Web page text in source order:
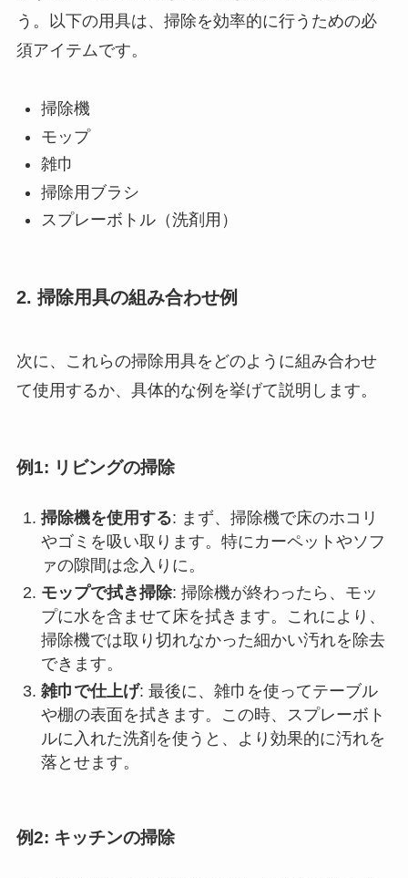
う。以下の用具は、掃除を効率的に行うための必
須アイテムです。
掃除機
モップ
雑巾
掃除用ブラシ
スプレーボトル（洗剤用）
2. 掃除用具の組み合わせ例
次に、これらの掃除用具をどのように組み合わせ
て使用するか、具体的な例を挙げて説明します。
例1: リビングの掃除
掃除機を使用する: まず、掃除機で床のホコリ
やゴミを吸い取ります。特にカーペットやソフ
ァの隙間は念入りに。
モップで拭き掃除: 掃除機が終わったら、モッ
プに水を含ませて床を拭きます。これにより、
掃除機では取り切れなかった細かい汚れを除去
できます。
雑巾で仕上げ: 最後に、雑巾を使ってテーブル
や棚の表面を拭きます。この時、スプレーボト
ルに入れた洗剤を使うと、より効果的に汚れを
落とせます。
例2: キッチンの掃除